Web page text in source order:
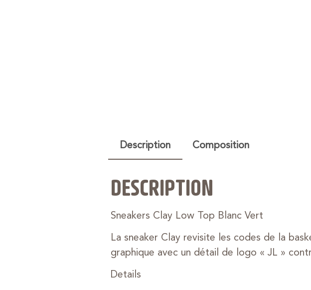
Description Composition
DESCRIPTION
Sneakers Clay Low Top Blanc Vert
La sneaker Clay revisite les codes de la
graphique avec un détail de logo « JL »
Details